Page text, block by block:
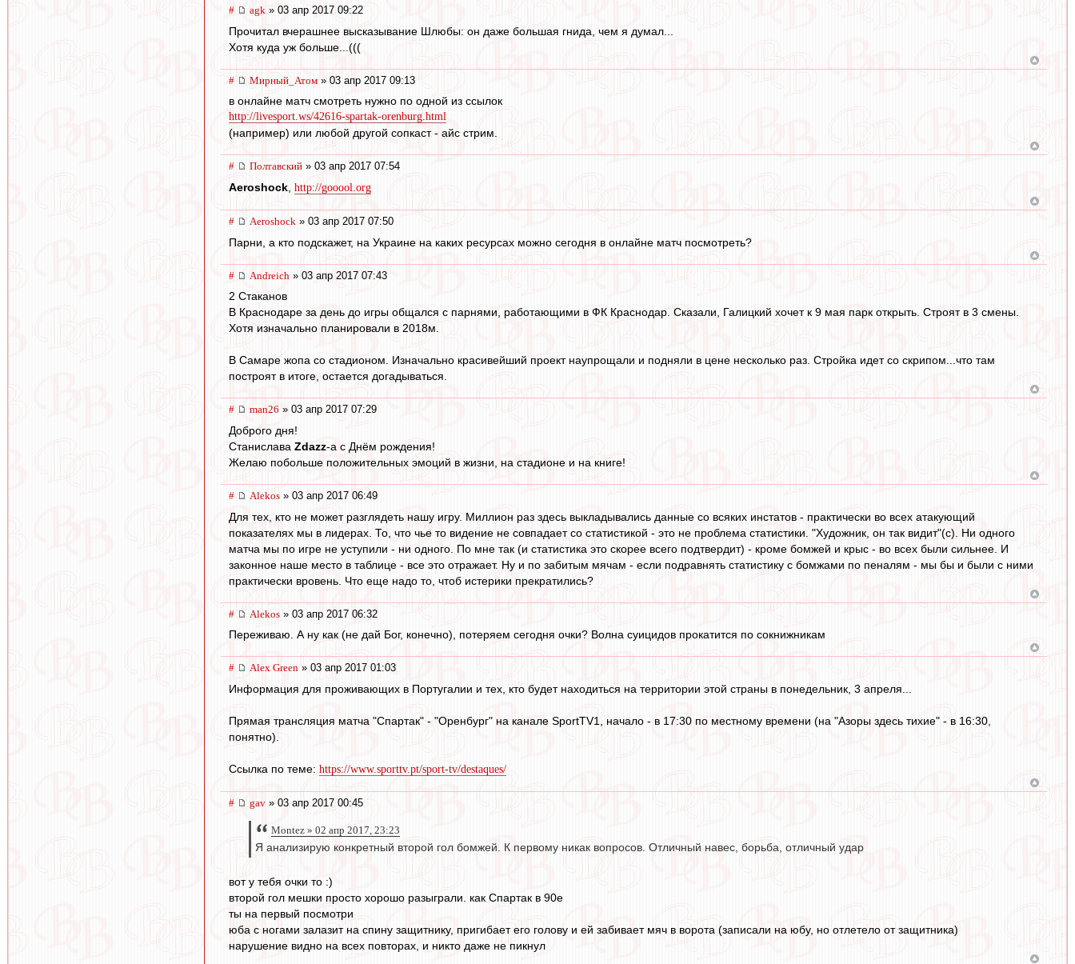
# agk » 03 апр 2017 09:22
Прочитал вчерашнее высказывание Шлюбы: он даже большая гнида, чем я думал...
Хотя куда уж больше...(((
# Мирный_Атом » 03 апр 2017 09:13
в онлайне матч смотреть нужно по одной из ссылок
http://livesport.ws/42616-spartak-orenburg.html
(например) или любой другой сопкаст - айс стрим.
# Полтавский » 03 апр 2017 07:54
Aeroshock http://gooool.org
# Aeroshock » 03 апр 2017 07:50
Парни, а кто подскажет, на Украине на каких ресурсах можно сегодня в онлайне матч посмотреть?
# Andreich » 03 апр 2017 07:43
2 Стаканов
В Краснодаре за день до игры общался с парнями, работающими в ФК Краснодар. Сказали, Галицкий хочет к 9 мая парк открыть. Строят в 3 смены.
Хотя изначально планировали в 2018м.
В Самаре жопа со стадионом. Изначально красивейший проект наупрощали и подняли в цене несколько раз. Стройка идет со скрипом...что там
построят в итоге, остается догадываться.
# man26 » 03 апр 2017 07:29
Доброго дня!
Станислава Zdazz-а с Днём рождения!
Желаю побольше положительных эмоций в жизни, на стадионе и на книге!
# Alekos » 03 апр 2017 06:49
Для тех, кто не может разглядеть нашу игру. Миллион раз здесь выкладывались данные со всяких инстатов - практически во всех атакующий
показателях мы в лидерах. То, что чье то видение не совпадает со статистикой - это не проблема статистики. "Художник, он так видит"(с). Ни одного
матча мы по игре не уступили - ни одного. По мне так (и статистика это скорее всего подтвердит) - кроме бомжей и крыс - во всех были сильнее. И
законное наше место в таблице - все это отражает. Ну и по забитым мячам - если подравнять статистику с бомжами по пеналям - мы бы и были с ними
практически вровень. Что еще надо то, чтоб истерики прекратились?
# Alekos » 03 апр 2017 06:32
Переживаю. А ну как (не дай Бог, конечно), потеряем сегодня очки? Волна суицидов прокатится по сокнижникам
# Alex Green » 03 апр 2017 01:03
Информация для проживающих в Португалии и тех, кто будет находиться на территории этой страны в понедельник, 3 апреля...
Прямая трансляция матча "Спартак" - "Оренбург" на канале SportTV1, начало - в 17:30 по местному времени (на "Азоры здесь тихие" - в 16:30,
понятно).
Ссылка по теме: https://www.sporttv.pt/sport-tv/destaques/
# gav » 03 апр 2017 00:45
Montez » 02 апр 2017, 23:23
Я анализирую конкретный второй гол бомжей. К первому никак вопросов. Отличный навес, борьба, отличный удар
вот у тебя очки то :)
второй гол мешки просто хорошо разыграли. как Спартак в 90е
ты на первый посмотри
юба с ногами залазит на спину защитнику, пригибает его голову и ей забивает мяч в ворота (записали на юбу, но отлетело от защитника)
нарушение видно на всех повторах, и никто даже не пикнул